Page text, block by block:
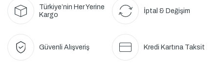
Türkiye’nin Her Yerine
Kargo
İptal & Değişim
Güvenli Alışveriş Kredi Kartına Taksit